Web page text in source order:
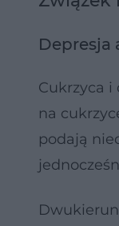
Depresja
Cukrzyca i
na
podają